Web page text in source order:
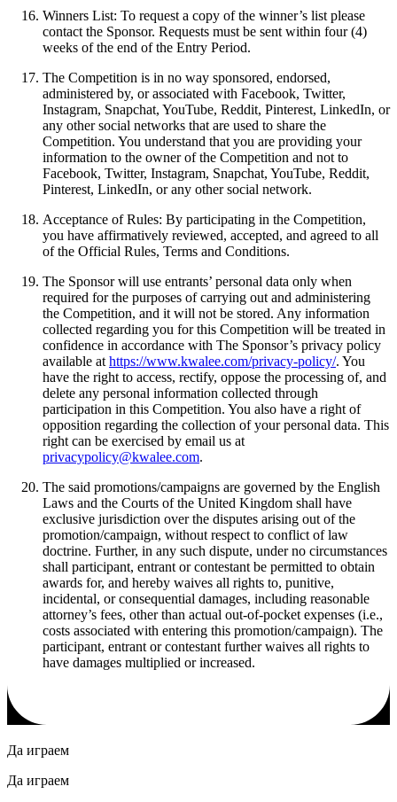
Winners List: To request a copy of the winner’s list please
contact the Sponsor. Requests must be sent within four (4)
weeks of the end of the Entry Period.
The Competition is in no way sponsored, endorsed,
administered by, or associated with Facebook, Twitter,
Instagram, Snapchat, YouTube, Reddit, Pinterest, LinkedIn, or
any other social networks that are used to share the
Competition. You understand that you are providing your
information to the owner of the Competition and not to
Facebook, Twitter, Instagram, Snapchat, YouTube, Reddit,
Pinterest, LinkedIn, or any other social network.
Acceptance of Rules: By participating in the Competition,
you have affirmatively reviewed, accepted, and agreed to all
of the Official Rules, Terms and Conditions.
The Sponsor will use entrants’ personal data only when
required for the purposes of carrying out and administering
the Competition, and it will not be stored. Any information
collected regarding you for this Competition will be treated in
confidence in accordance with The Sponsor’s privacy policy
available athttps://www.kwalee.com/privacy-policy/. You
have the right to access, rectify, oppose the processing of, and
delete any personal information collected through
participation in this Competition. You also have a right of
opposition regarding the collection of your personal data. This
right can be exercised by email us at
privacypolicy@kwalee.com.
The said promotions/campaigns are governed by the English
Laws and the Courts of the United Kingdom shall have
exclusive jurisdiction over the disputes arising out of the
promotion/campaign, without respect to conflict of law
doctrine. Further, in any such dispute, under no circumstances
shall participant, entrant or contestant be permitted to obtain
awards for, and hereby waives all rights to, punitive,
incidental, or consequential damages, including reasonable
attorney’s fees, other than actual out-of-pocket expenses (i.e.,
costs associated with entering this promotion/campaign). The
participant, entrant or contestant further waives all rights to
have damages multiplied or increased.
Да играем
Да играем